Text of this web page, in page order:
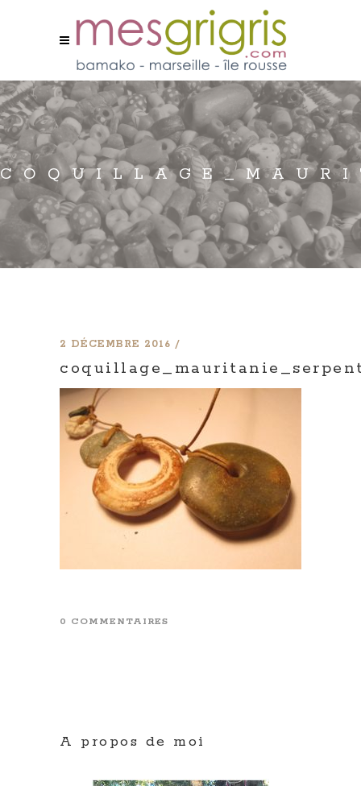
2 DÉCEMBRE 2016
0 COMMENTAIRES
A propos de moi